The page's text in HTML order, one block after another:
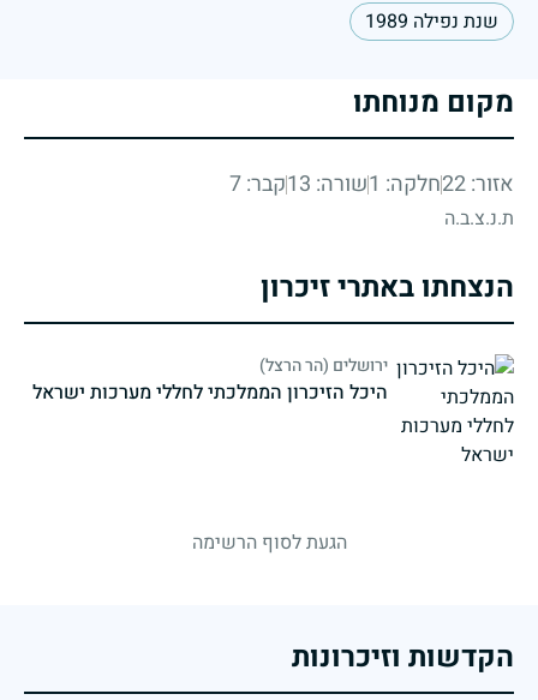
שנת נפילה 1989
מקום מנוחתו
אזור: 22 חלקה: 1 שורה: 13 קבר: 7
ת.נ.צ.ב.ה
הנצחתו באתרי זיכרון
ירושלים (הר הרצל)
היכל הזיכרון הממלכתי לחללי מערכות ישראל
הגעת לסוף הרשימה
הקדשות וזיכרונות